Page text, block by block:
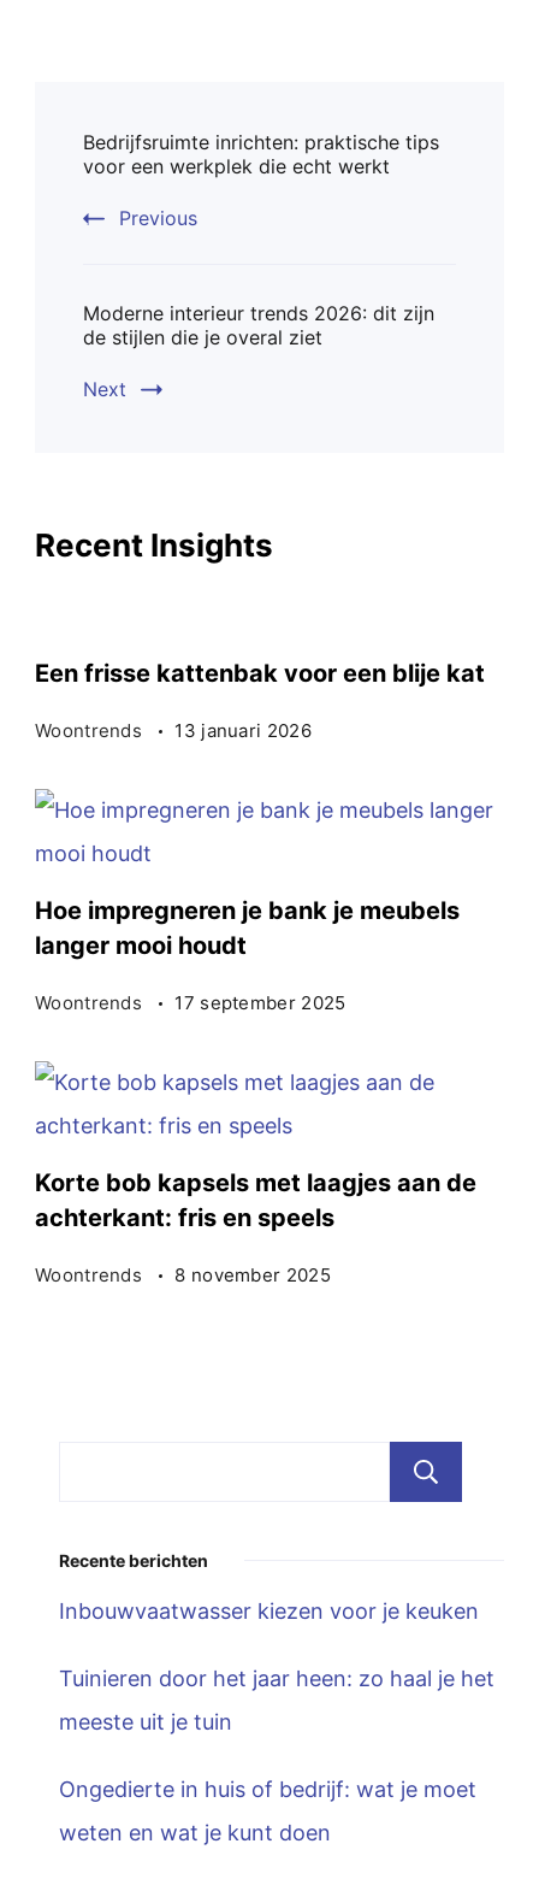
Navigation
Bedrijfsruimte inrichten: praktische tips
voor een werkplek die echt werkt
Previous
Moderne interieur trends 2026: dit zijn
de stijlen die je overal ziet
Next
Recent Insights
Een frisse kattenbak voor een blije kat
Woontrends 13 januari 2026
Hoe impregneren je bank je meubels
langer mooi houdt
Woontrends 17 september 2025
Korte bob kapsels met laagjes aan de
achterkant: fris en speels
Woontrends 8 november 2025
Recente berichten
Inbouwvaatwasser kiezen voor je keuken
Tuinieren door het jaar heen: zo haal je het
meeste uit je tuin
Ongedierte in huis of bedrijf: wat je moet
weten en wat je kunt doen